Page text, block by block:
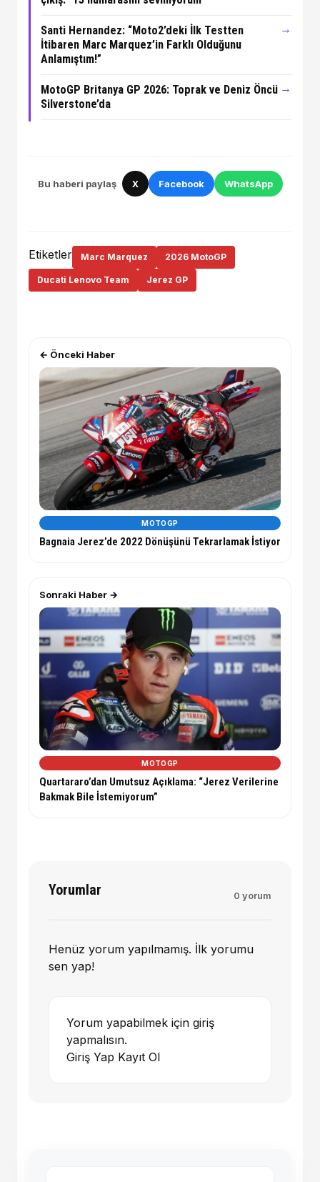
Santi Hernandez: “Moto2’deki İlk Testten
İtibaren Marc Marquez’in Farklı Olduğunu
Anlamıştım!”
→
MotoGP Britanya GP 2026: Toprak ve Deniz Öncü
Silverstone’da
→
Bu haberi paylaş X Facebook WhatsApp
Etiketler Marc Marquez 2026 MotoGP
Ducati Lenovo Team Jerez GP
← Önceki Haber
MOTOGP
Bagnaia Jerez’de 2022 Dönüşünü Tekrarlamak İstiyor
Sonraki Haber →
MOTOGP
Quartararo’dan Umutsuz Açıklama: “Jerez Verilerine
Bakmak Bile İstemiyorum”
Yorumlar 0 yorum
Henüz yorum yapılmamış. İlk yorumu
sen yap!
Yorum yapabilmek için giriş
yapmalısın.
Giriş Yap Kayıt Ol